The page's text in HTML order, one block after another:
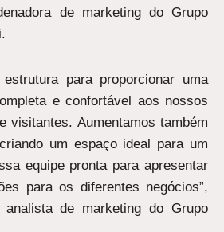
de marketing do Grupo
estrutura para proporcionar uma
e confortável aos nossos
visitantes. Aumentamos também
um espaço ideal para um
equipe pronta para apresentar
para os diferentes negócios”,
de marketing do Grupo